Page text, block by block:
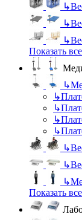
↳
↳
↳
Показать
↳
↳
↳
↳
↳
↳
↳
↳
Показать